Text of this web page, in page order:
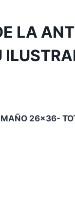
LA
26×36-